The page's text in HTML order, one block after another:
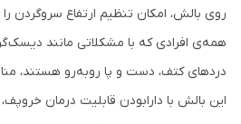
روی بالش، امکان تنظیم ارتفاع سروگردن
همه‌ی افرادی که با مشکلاتی مانند
دردهای کتف، دست و پا روبه‌رو هستند،
این بالش با دارابودن قابلیت درمان